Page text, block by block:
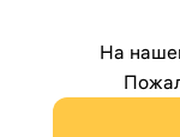
На